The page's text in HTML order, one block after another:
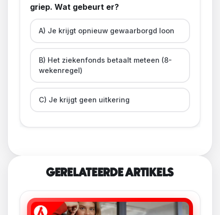
griep. Wat gebeurt er?
A) Je krijgt opnieuw gewaarborgd loon
B) Het ziekenfonds betaalt meteen (8-
wekenregel)
C) Je krijgt geen uitkering
GERELATEERDE ARTIKELS